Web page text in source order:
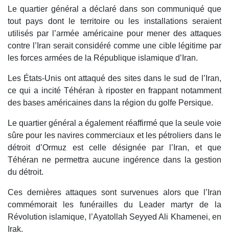
Le quartier général a déclaré dans son communiqué que
tout pays dont le territoire ou les installations seraient
utilisés par l’armée américaine pour mener des attaques
contre l’Iran serait considéré comme une cible légitime par
les forces armées de la République islamique d’Iran.
Les États-Unis ont attaqué des sites dans le sud de l’Iran,
ce qui a incité Téhéran à riposter en frappant notamment
des bases américaines dans la région du golfe Persique.
Le quartier général a également réaffirmé que la seule voie
sûre pour les navires commerciaux et les pétroliers dans le
détroit d’Ormuz est celle désignée par l’Iran, et que
Téhéran ne permettra aucune ingérence dans la gestion
du détroit.
Ces dernières attaques sont survenues alors que l’Iran
commémorait les funérailles du Leader martyr de la
Révolution islamique, l’Ayatollah Seyyed Ali Khamenei, en
Irak.